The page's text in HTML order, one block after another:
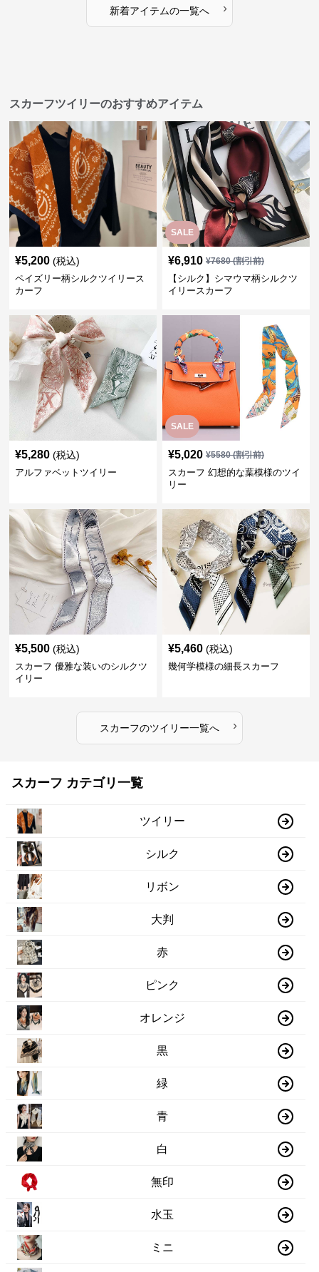
新着アイテムの一覧へ ›
スカーフツイリーのおすすめアイテム
¥5,200 (税込)
ペイズリー柄シルクツイリース
カーフ
SALE
¥6,910 ¥7680(割引前)
【シルク】シマウマ柄シルクツ
イリースカーフ
¥5,280 (税込)
アルファベットツイリー
SALE
¥5,020 ¥5580(割引前)
スカーフ 幻想的な葉模様のツイ
リー
¥5,500 (税込)
スカーフ 優雅な装いのシルクツ
イリー
¥5,460 (税込)
幾何学模様の細長スカーフ
スカーフのツイリー一覧へ ›
スカーフ カテゴリ一覧
ツイリー
シルク
リボン
大判
赤
ピンク
オレンジ
黒
緑
青
白
無印
水玉
ミニ